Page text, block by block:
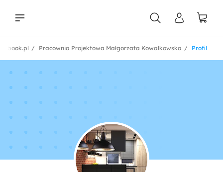
Profil
Pracownia Projektowa Małgorzata Kowalkowska